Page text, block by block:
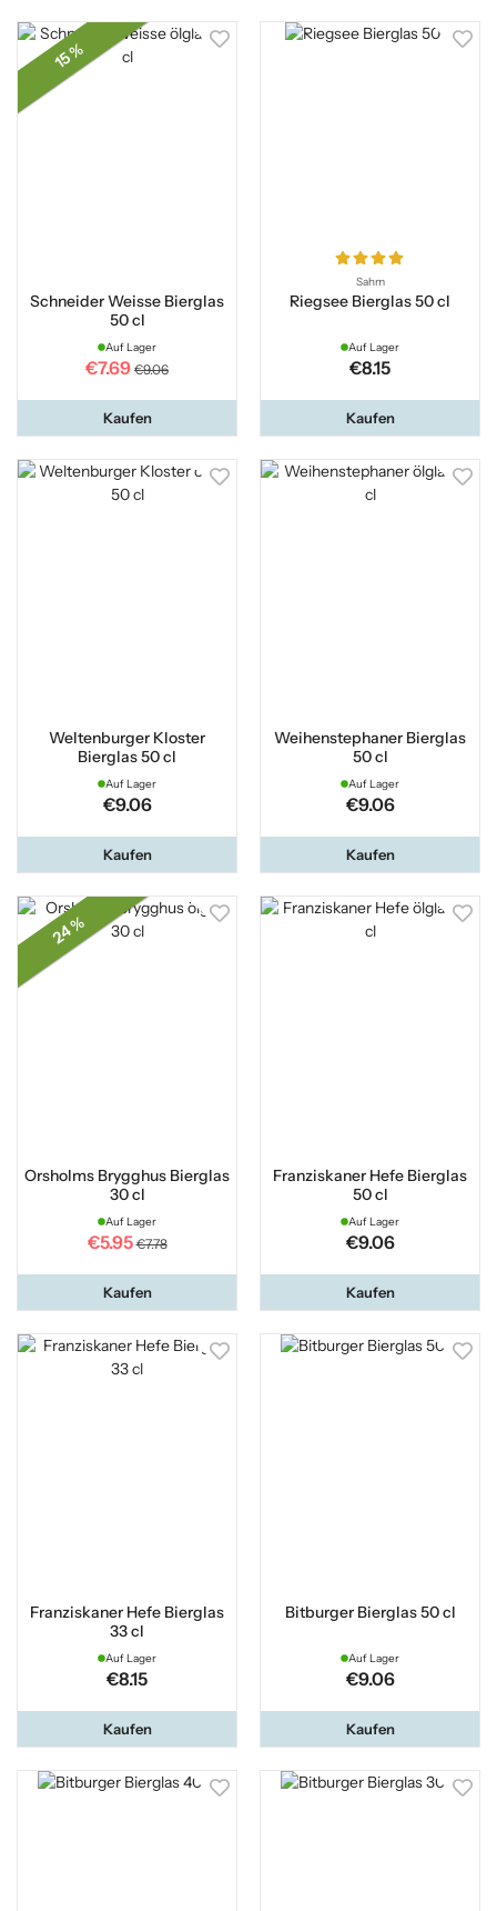
15 %
Schneider Weisse Bierglas
50 cl
Auf Lager
€7.69 €9.06
Kaufen
Sahm
Riegsee Bierglas 50 cl
Auf Lager
€8.15
Kaufen
Weltenburger Kloster
Bierglas 50 cl
Auf Lager
€9.06
Kaufen
Weihenstephaner Bierglas
50 cl
Auf Lager
€9.06
Kaufen
24 %
Orsholms Brygghus Bierglas
30 cl
Auf Lager
€5.95 €7.78
Kaufen
Franziskaner Hefe Bierglas
50 cl
Auf Lager
€9.06
Kaufen
Franziskaner Hefe Bierglas
33 cl
Auf Lager
€8.15
Kaufen
Bitburger Bierglas 50 cl
Auf Lager
€9.06
Kaufen